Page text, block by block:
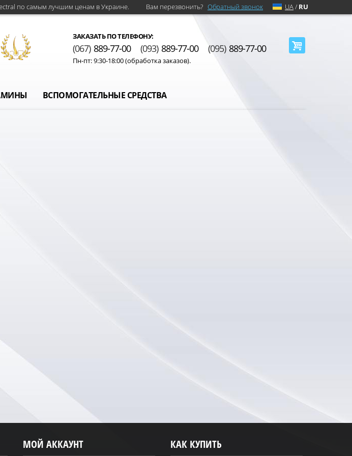
по самым лучшим ценам в Украине. Вам перезвонить? Обратный звонок UA/ RU
ЗАКАЗАТЬ ПО ТЕЛЕФОНУ:
(067) 889-77-00 (093) 889-77-00 (095) 889-77-00
Пн-пт: 9:30-18:00 (обработка заказов).
ВСПОМОГАТЕЛЬНЫЕ СРЕДСТВА
МОЙ АККАУНТ КАК КУПИТЬ